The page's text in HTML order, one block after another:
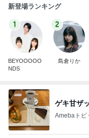
新登場ランキング
1
BEYOOOOO
NDS
2
島倉りか
ゲキ甘ザ
Amebaトピ